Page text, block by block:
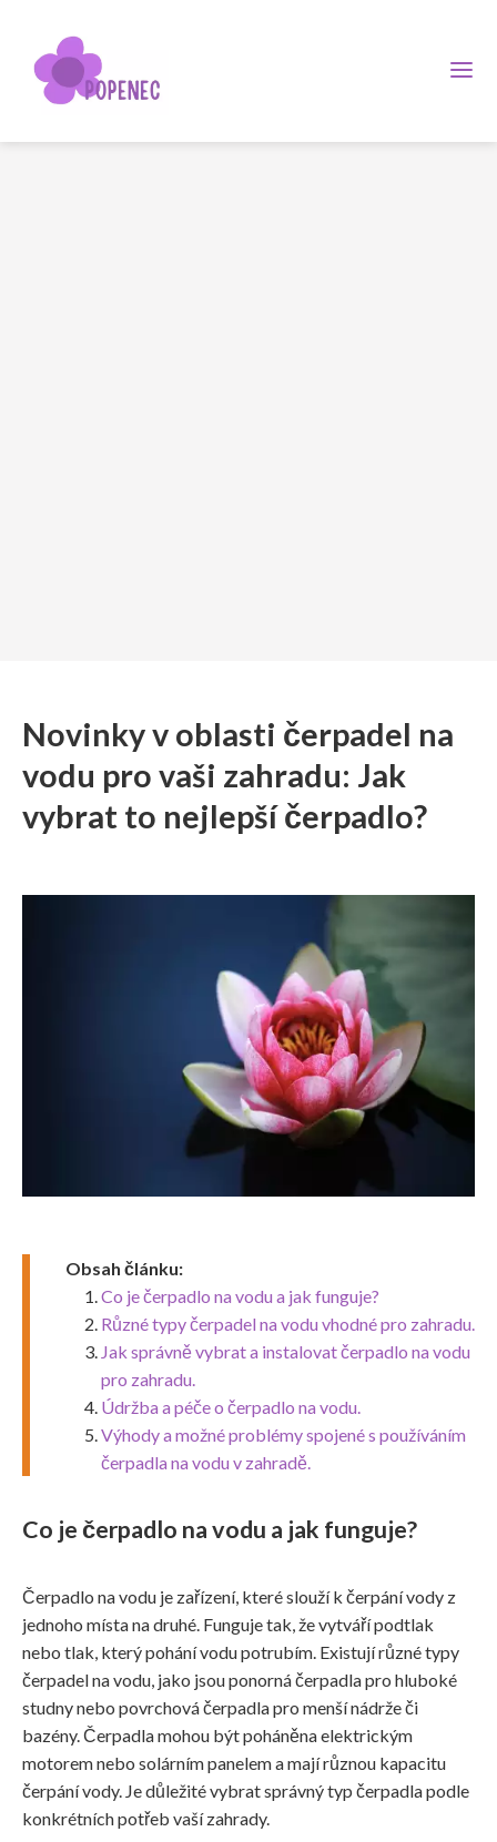
Novinky v oblasti čerpadel na
vodu pro vaši zahradu: Jak
vybrat to nejlepší čerpadlo?
Obsah článku:
Co je čerpadlo na vodu a jak funguje?
Různé typy čerpadel na vodu vhodné pro zahradu.
Jak správně vybrat a instalovat čerpadlo na vodu
pro zahradu.
Údržba a péče o čerpadlo na vodu.
Výhody a možné problémy spojené s používáním
čerpadla na vodu v zahradě.
Co je čerpadlo na vodu a jak funguje?
Čerpadlo na vodu je zařízení, které slouží k čerpání vody z
jednoho místa na druhé. Funguje tak, že vytváří podtlak
nebo tlak, který pohání vodu potrubím. Existují různé typy
čerpadel na vodu, jako jsou ponorná čerpadla pro hluboké
studny nebo povrchová čerpadla pro menší nádrže či
bazény. Čerpadla mohou být poháněna elektrickým
motorem nebo solárním panelem a mají různou kapacitu
čerpání vody. Je důležité vybrat správný typ čerpadla podle
konkrétních potřeb vaší zahrady.